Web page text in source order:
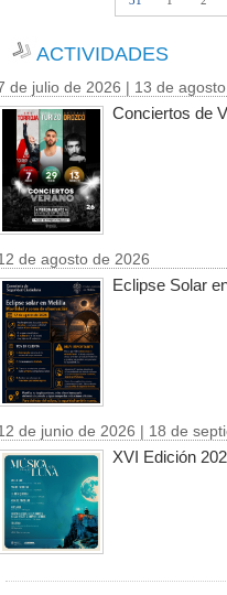
ACTIVIDADES
de julio de 2026 | 13 de
Conciertos de
de agosto de 2026
Eclipse Solar
de junio de 2026 | 18 de
XVI Edición